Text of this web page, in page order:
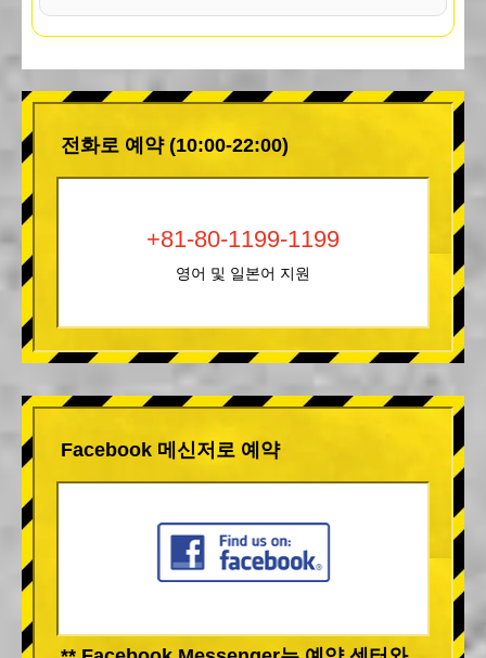
전화로 예약 (10:00-22:00)
+81-80-1199-1199
영어 및 일본어 지원
Facebook 메신저로 예약